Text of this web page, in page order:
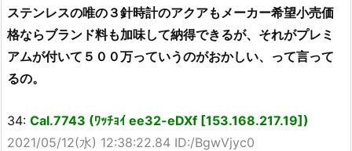
ステンレスの唯の３針時計のアクアもメーカー希望小売価
格ならブランド料も加味して納得できるが、それがプレミ
アムが付いて５００万っていうのがおかしい、って言って
るの。
34: Cal.7743 (ﾜｯﾁｮｲ ee32-eDXf [153.168.217.19])
2021/05/12(水) 12:38:22.84 ID:/BgwVjyc0